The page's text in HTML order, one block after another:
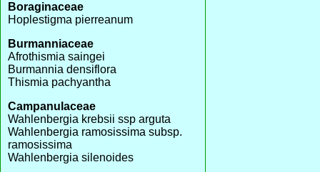
Boraginaceae
Hoplestigma pierreanum
Burmanniaceae
Afrothismia saingei
Burmannia densiflora
Thismia pachyantha
Campanulaceae
Wahlenbergia krebsii ssp arguta
Wahlenbergia ramosissima subsp.
ramosissima
Wahlenbergia silenoides